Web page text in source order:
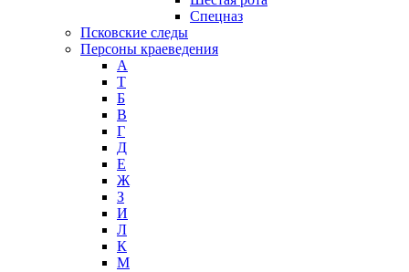
Спецназ
Псковские следы
Персоны краеведения
А
T
Б
В
Г
Д
Е
Ж
З
И
Л
К
М